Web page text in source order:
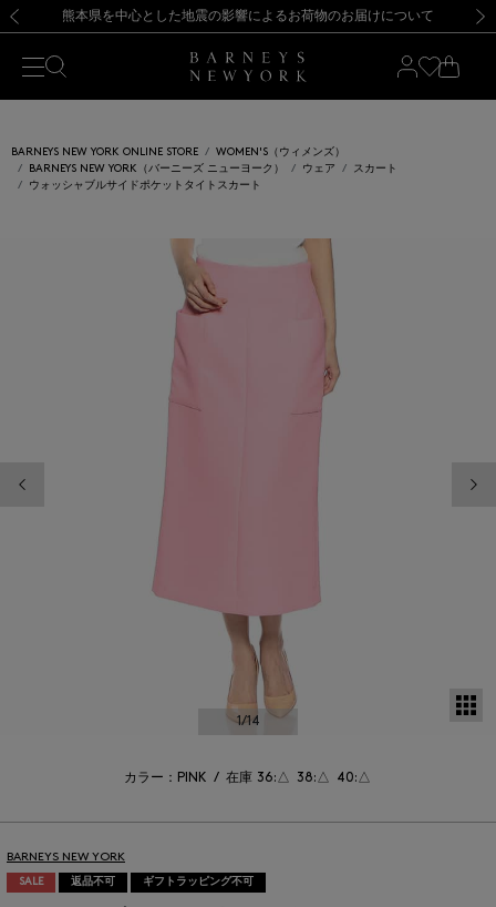
新規登録のお客様も対象！＜MY BARNEYS＞会員のお客様は11,000円（税込）以上のお買上げで常時送料無料！お買い物の際は会員登録を！
【夏季休業に伴う返品・交換承り一時停止のお知らせ】（2026.8.5）
熊本県を中心とした地震の影響によるお荷物のお届けについて
【開催中】SUMMER SALEのご案内・ご注意事項 新規登録のお客様も対象！＜MY BARNEYS＞会員のお客様は11,000円（税込）以上のお買上げで常時送料無料！お買い物の際は会員登録を！
【夏季休業に伴う返品・交換承り一時停止のお知らせ】（2026.8.5）
BARNEYS NEW YORK ONLINE STORE
WOMEN'S（ウィメンズ）
BARNEYS NEW YORK（バーニーズ ニューヨーク）
ウェア
スカート
ウォッシャブルサイドポケットタイトスカート
1/14
カラー：PINK / 在庫 36:△ 38:△ 40:△
BARNEYS NEW YORK
SALE 返品不可 ギフトラッピング不可